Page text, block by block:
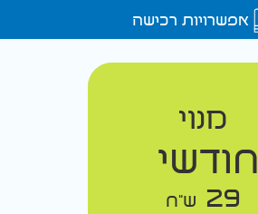
אפשרויות רכישה
מנוי
חודשי
29 ש"ח